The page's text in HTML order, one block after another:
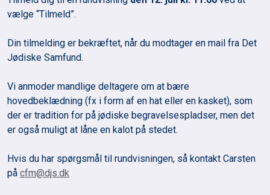
vælge “Tilmeld”.
Din tilmelding er bekræftet, når du modtager en mail fra Det
Jødiske Samfund.
Vi anmoder mandlige deltagere om at bære
hovedbeklædning (fx i form af en hat eller en kasket), som
der er tradition for på jødiske begravelsespladser, men det
er også muligt at låne en kalot på stedet.
Hvis du har spørgsmål til rundvisningen, så kontakt Carsten
på cfm@djs.dk